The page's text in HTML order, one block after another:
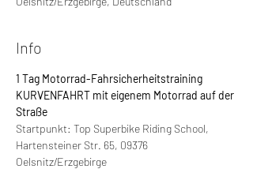
Info
1 Tag Motorrad-Fahrsicherheitstraining
KURVENFAHRT mit eigenem Motorrad auf der
Straße
Startpunkt: Top Superbike Riding School,
Hartensteiner Str. 65, 09376
Oelsnitz/Erzgebirge